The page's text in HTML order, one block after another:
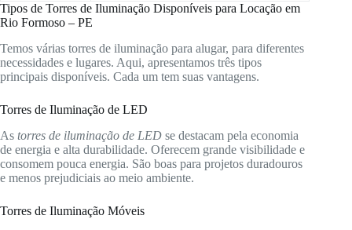
Tipos de Torres de Iluminação Disponíveis para Locação em
Rio Formoso – PE
Temos várias torres de iluminação para alugar, para diferentes
necessidades e lugares. Aqui, apresentamos três tipos
principais disponíveis. Cada um tem suas vantagens.
Torres de Iluminação de LED
As torres de iluminação de LED se destacam pela economia
de energia e alta durabilidade. Oferecem grande visibilidade e
consomem pouca energia. São boas para projetos duradouros
e menos prejudiciais ao meio ambiente.
Torres de Iluminação Móveis